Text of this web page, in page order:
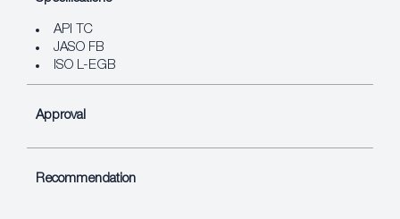
API TC
JASO FB
ISO L-EGB
Approval
Recommendation